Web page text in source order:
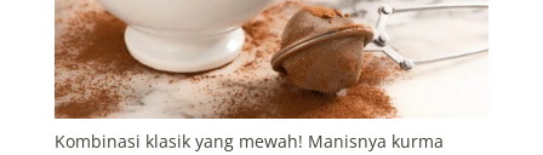
Kombinasi klasik yang mewah! Manisnya kurma